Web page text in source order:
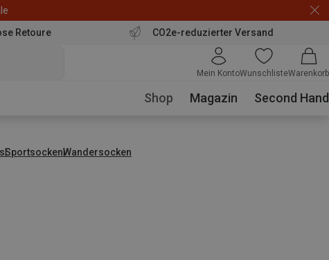
Retoure CO2e-reduzierter Versand
Mein KontoWunschlisteWarenkorb
Shop Magazin Second Hand
SportsockenWandersocken